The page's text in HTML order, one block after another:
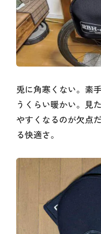
兎に角寒くない。素
うくらい暖かい。見
やすくなるのが欠点
る快適さ。